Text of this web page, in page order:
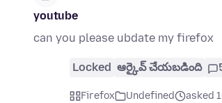
youtube
can you please ubdate my firefox
Locked ఆర్కైవ్ చేయబడింది
Firefox Undefined asked